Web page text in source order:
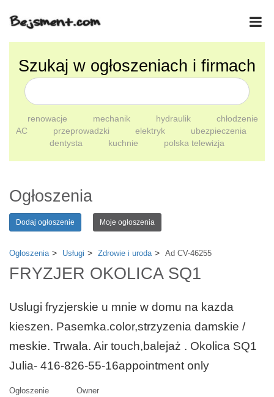
Szukaj w ogłoszeniach i firmach
renowacje mechanik hydraulik
chłodzenie
AC
przeprowadzki elektryk
ubezpieczenia
dentysta
kuchnie polska telewizja
Ogłoszenia
Dodaj ogłoszenie Moje ogłoszenia
Ogłoszenia Usługi Zdrowie i uroda Ad CV-46255
FRYZJER OKOLICA SQ1
Uslugi fryzjerskie u mnie w domu na kazda
kieszen. Pasemka.color,strzyzenia damskie /
meskie. Trwala. Air touch,balejaż . Okolica SQ1
Julia- 416-826-55-16appointment only
Ogłoszenie
Owner